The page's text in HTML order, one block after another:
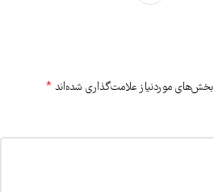
بخش‌های موردنیاز علامت‌گذاری شده‌اند *